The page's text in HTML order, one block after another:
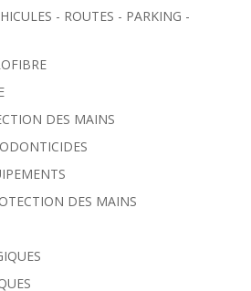
- ROUTES - PARKING -
DES MAINS
DES MAINS